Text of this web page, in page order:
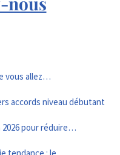
vous allez…
accords niveau débutant
2026 pour réduire…
tendance : le…